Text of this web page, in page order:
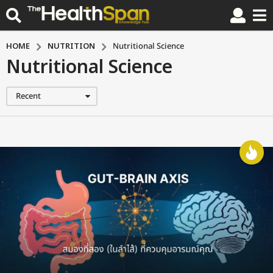
HOME NUTRITION Nutritional Science
Nutritional Science
Recent